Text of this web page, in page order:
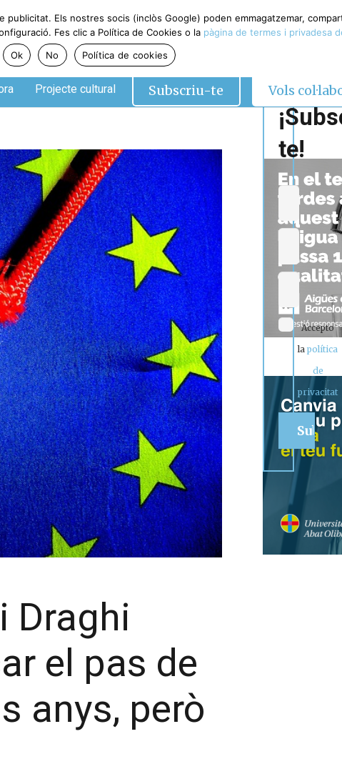
Projecte cultural Subscriu-te Vols
Draghi
el pas de
anys, però
te!
Accepto
lapolítica
de
privacitat
Els nostres socis (inclòs Google) poden emmagatzemar,
Fes clic a Política de Cookies o la pàgina de termes i privadesa
Ok
No Política de cookies